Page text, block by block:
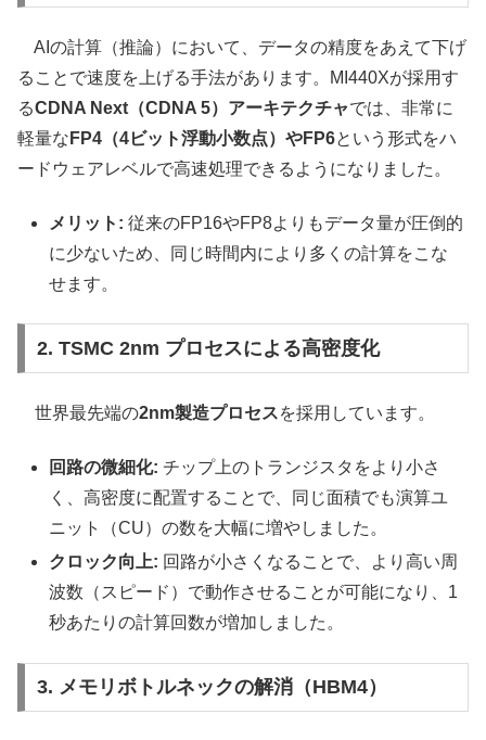
AIの計算（推論）において、データの精度をあえて下げ
ることで速度を上げる手法があります。MI440Xが採用す
るCDNA Next（CDNA 5）アーキテクチャでは、非常に
軽量な FP4（4ビット浮動小数点）やFP6という形式をハ
ードウェアレベルで高速処理できるようになりました。
メリット: 従来のFP16やFP8よりもデータ量が圧倒的
に少ないため、同じ時間内により多くの計算をこな
せます。
2. TSMC 2nm プロセスによる高密度化
世界最先端の2nm製造プロセスを採用しています。
回路の微細化: チップ上のトランジスタをより小さ
く、高密度に配置することで、同じ面積でも演算ユ
ニット（CU）の数を大幅に増やしました。
クロック向上: 回路が小さくなることで、より高い周
波数（スピード）で動作させることが可能になり、1
秒あたりの計算回数が増加しました。
3. メモリボトルネックの解消（HBM4）